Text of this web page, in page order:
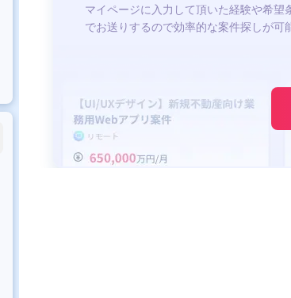
マイページに入力して頂いた経験や希
でお送りするので効率的な案件探しが可